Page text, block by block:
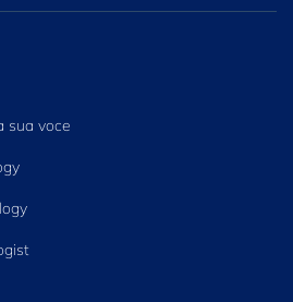
sua voce